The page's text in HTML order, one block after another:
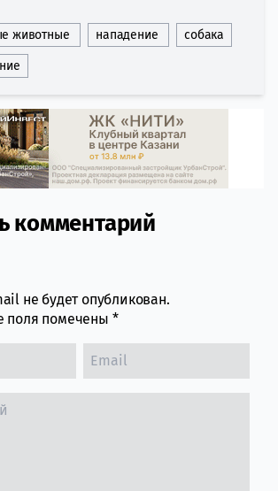
животные нападение собака
section
комментарий
не будет опубликован.
поля помечены *